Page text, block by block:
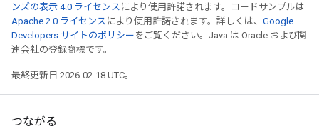
ンズの表示 4.0 ライセンス により使用許諾されます。コードサンプルは
Apache 2.0 ライセンス により使用許諾されます。詳しくは、 Google
Developers サイトのポリシー をご覧ください。Java は Oracle および関
連会社の登録商標です。
最終更新日 2026-02-18 UTC。
つながる